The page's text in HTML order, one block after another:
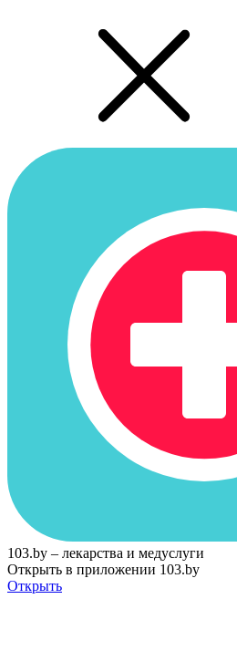
103.by – лекарства и медуслуги
Открыть в приложении 103.by
Открыть